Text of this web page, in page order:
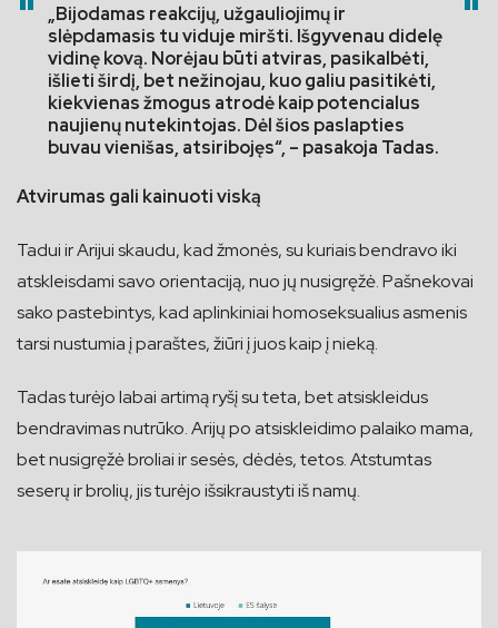
„Bijodamas reakcijų, užgauliojimų ir
slėpdamasis tu viduje miršti. Išgyvenau didelę
vidinę kovą. Norėjau būti atviras, pasikalbėti,
išlieti širdį, bet nežinojau, kuo galiu pasitikėti,
kiekvienas žmogus atrodė kaip potencialus
naujienų nutekintojas. Dėl šios paslapties
buvau vienišas, atsiribojęs“, – pasakoja Tadas.
Atvirumas gali kainuoti viską
Tadui ir Arijui skaudu, kad žmonės, su kuriais bendravo iki
atskleisdami savo orientaciją, nuo jų nusigręžė. Pašnekovai
sako pastebintys, kad aplinkiniai homoseksualius asmenis
tarsi nustumia į paraštes, žiūri į juos kaip į nieką.
Tadas turėjo labai artimą ryšį su teta, bet atsiskleidus
bendravimas nutrūko. Arijų po atsiskleidimo palaiko mama,
bet nusigręžė broliai ir sesės, dėdės, tetos. Atstumtas
seserų ir brolių, jis turėjo išsikraustyti iš namų.